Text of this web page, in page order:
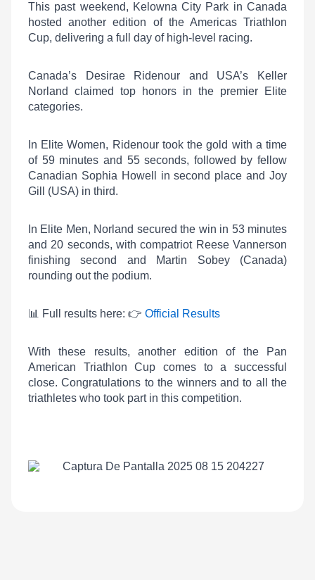
This past weekend, Kelowna City Park in Canada
hosted another edition of the Americas Triathlon
Cup, delivering a full day of high-level racing.
Canada’s Desirae Ridenour and USA’s Keller
Norland claimed top honors in the premier Elite
categories.
In Elite Women, Ridenour took the gold with a time
of 59 minutes and 55 seconds, followed by fellow
Canadian Sophia Howell in second place and Joy
Gill (USA) in third.
In Elite Men, Norland secured the win in 53 minutes
and 20 seconds, with compatriot Reese Vannerson
finishing second and Martin Sobey (Canada)
rounding out the podium.
📊 Full results here: 👉 Official Results
With these results, another edition of the Pan
American Triathlon Cup comes to a successful
close. Congratulations to the winners and to all the
triathletes who took part in this competition.